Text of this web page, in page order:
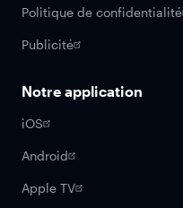
Politique de confidentialité
Publicité
Notre application
iOS
Android
Apple TV